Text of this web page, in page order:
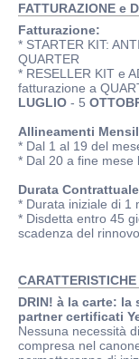
FATTURAZIONE e
Fatturazione:
* STARTER KIT:
QUARTER
* RESELLER KIT e
fatturazione a
LUGLIO - 5
Allineamenti
* Dal 1 al 19 del
* Dal 20 a fine mese
Durata
* Durata iniziale di 1
* Disdetta entro 45
scadenza del
CARATTERISTICHE
DRIN! à la carte:
partner certificati
Nessuna necessità
compresa nel